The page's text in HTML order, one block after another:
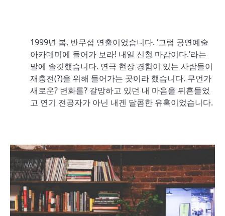
1999년 봄, 반무섭 연출이었습니다. ‘그럼 공연예술
아카데미에 들어가 보라! 내일 신청 마감이다.’라는
말에 솔깃했습니다. 연극 현장 경험이 있는 사람들이
재충전(?)을 위해 들어가는 곳이라 했습니다. 무언가
새로운? 변화를? 갈망하고 있던 내 마음을 뒤흔들었
고 연기 전공자가 아닌 내겐 달콤한 유혹이었습니다.